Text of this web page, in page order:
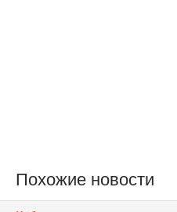
Похожие новости